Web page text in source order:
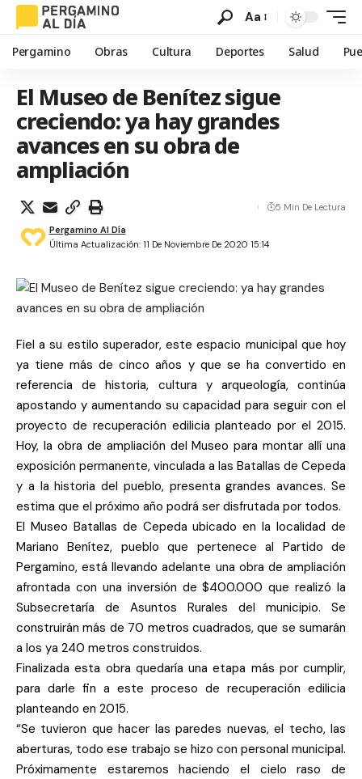
Aa
Pergamino Obras Cultura Deportes Salud
El Museo de Benítez sigue
creciendo: ya hay grandes
avances en su obra de
ampliación
Última Actualización: 11 De Noviembre De 2020 15:14
Pergamino Al Día
5 Min De Lectura
Fiel a su estilo superador, este espacio municipal que hoy
ya tiene más de cinco años y que se ha convertido en
referencia de historia, cultura y arqueología, continúa
apostando y aumentando su capacidad para seguir con el
proyecto de recuperación edilicia planteado por el 2015.
Hoy, la obra de ampliación del Museo para montar allí una
exposición permanente, vinculada a las Batallas de Cepeda
y a la historia del pueblo, presenta grandes avances. Se
estima que el próximo año podrá ser disfrutada por todos.
El Museo Batallas de Cepeda ubicado en la localidad de
Mariano Benítez, pueblo que pertenece al Partido de
Pergamino, está llevando adelante una obra de ampliación
afrontada con una inversión de $400.000 que realizó la
Subsecretaría de Asuntos Rurales del municipio. Se
construirán más de 70 metros cuadrados, que se sumarán
a los ya 240 metros construidos.
Finalizada esta obra quedaría una etapa más por cumplir,
para darle fin a este proceso de recuperación edilicia
planteando en 2015.
“Se tuvieron que hacer las paredes nuevas, el techo, las
aberturas, todo ese trabajo se hizo con personal municipal.
Próximamente estaremos haciendo el cielo raso de